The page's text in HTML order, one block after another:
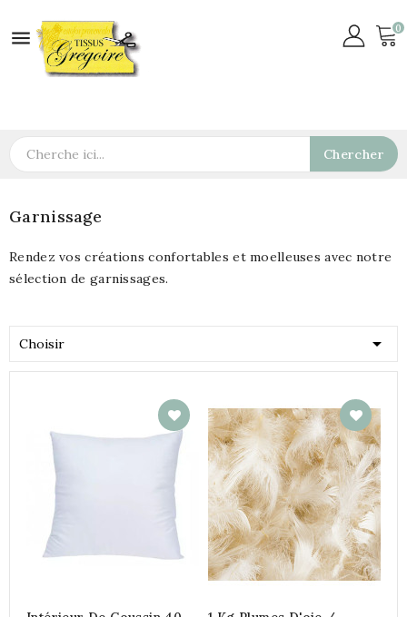
 0
Chercher
Garnissage
Rendez vos créations confortables et moelleuses avec notre
sélection de garnissages.
Choisir 